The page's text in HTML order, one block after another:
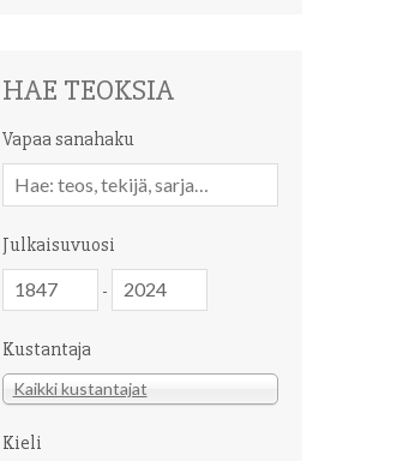
HAE TEOKSIA
Vapaa sanahaku
sanahaku
Julkaisuvuosi
-
Kustantaja
Kustantaja
Kaikki kustantajat
Kieli